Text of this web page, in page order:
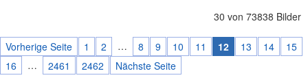
30 von 73838 Bilder
Vorherige Seite 1 2 … 8 9 10 11 12 13 14
15
16
… 2461 2462 Nächste Seite